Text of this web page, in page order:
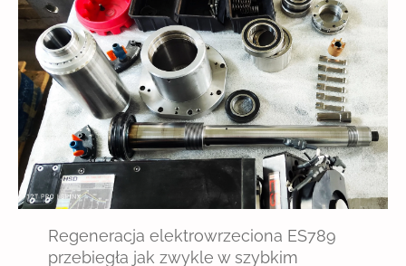
Regeneracja elektrowrzeciona ES789
przebiegła jak zwykle w szybkim